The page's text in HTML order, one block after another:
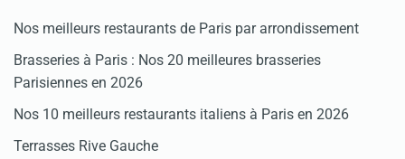
Nos meilleurs restaurants de Paris par arrondissement
Brasseries à Paris : Nos 20 meilleures brasseries
Parisiennes en 2026
Nos 10 meilleurs restaurants italiens à Paris en 2026
Terrasses Rive Gauche